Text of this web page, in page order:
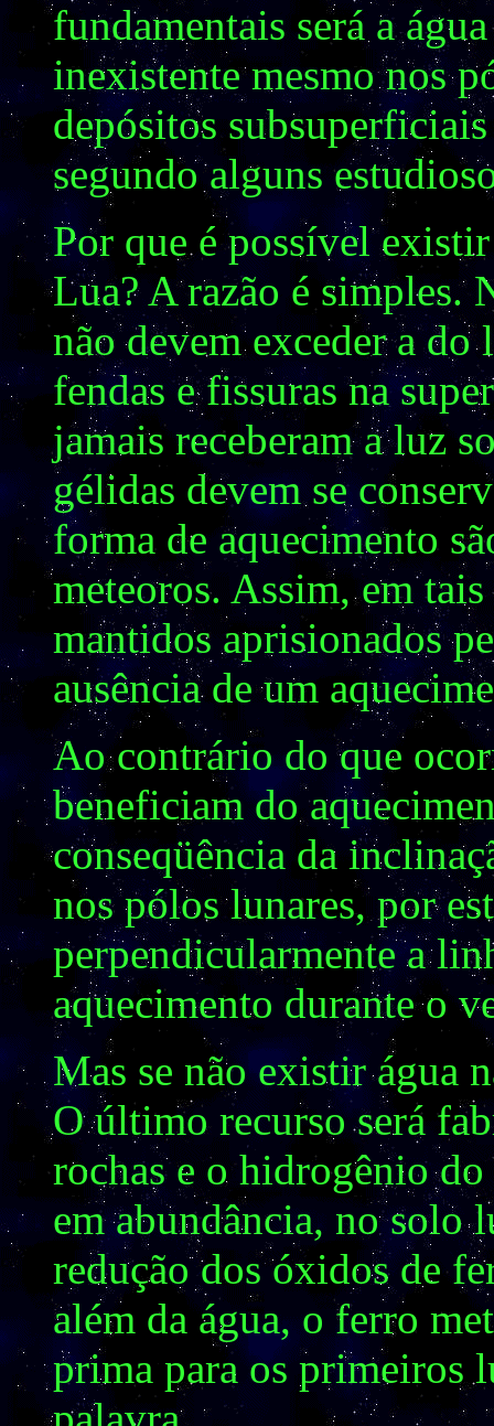
fundamentais será a
inexistente mesmo nos
depósitos
segundo alguns
Por que é possível
Lua? A razão é simples.
não devem exceder a
fendas e fissuras na
jamais receberam a luz
gélidas devem se
forma de aquecimento
meteoros. Assim, em
mantidos aprisionados
ausência de um
Ao contrário do que
beneficiam do
conseqüência da
nos pólos lunares, por
perpendicularmente a
aquecimento durante o
Mas se não existir água
O último recurso será
rochas e o hidrogênio
em abundância, no solo
redução dos óxidos de
além da água, o ferro
prima para os primeiros